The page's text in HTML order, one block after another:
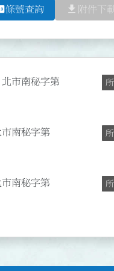
條號查詢 file_download 附件下
市南秘字第
南秘字第
南秘字第